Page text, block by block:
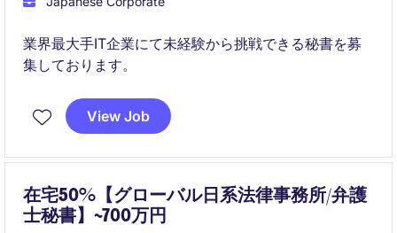
業界最大手IT企業にて未経験から挑戦できる秘書を募
集しております。
View Job
在宅50%【グローバル日系法律事務所/弁護
士秘書】~700万円